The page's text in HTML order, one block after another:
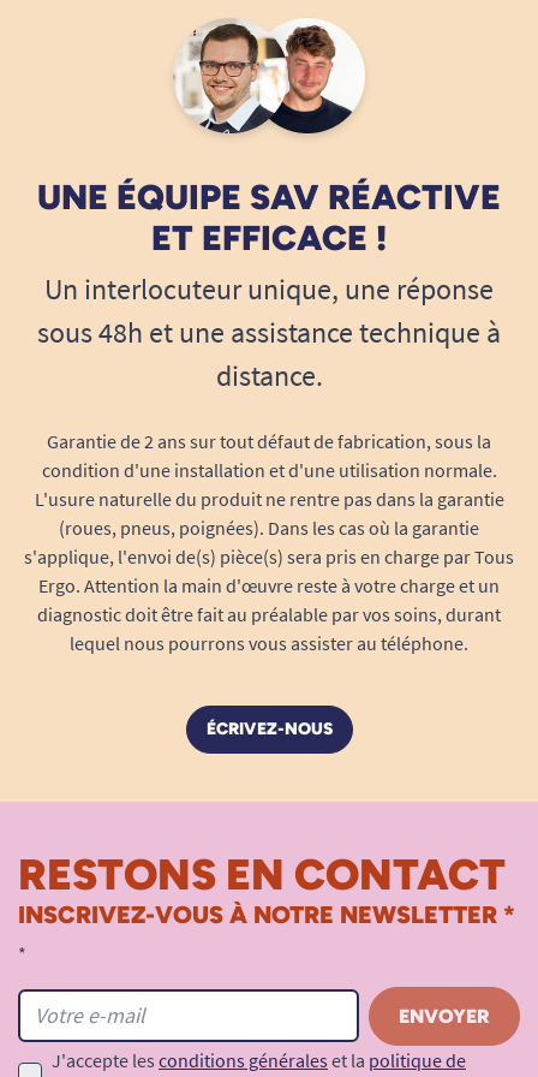
sécurité maximale
coussin absorbant multicouchecapture
rapidement les liquides et neutralise les odeurs,
pour une discrétion totale tout au long de la
évitent tout risque de fuite sur les côtés, même
en position assise ou allongée, et assurent que
les vêtements restent parfaitement au sec.
Effet garde-au-sec immédiat – diminue les
sensations d’humidité et respecte la peau
renforcée en mouvement
Rétention optimale grâce à la diffusion
homogène du liquide
Praticité au quotidien : facilité
d’enfilage et de retrait
Le Pants Seni Active Plus s'enfile exactement
comme un slip standard : aucune manipulation
utilisateurs. Au moment du change, il suffit de
déchirer les coutures latérales pour retirer le
adhésive à l’arrière afin de rouler, refermer et
Montage et retrait rapides– encourage
l’autonomie et le confort d’utilisation
Languette adhésive intégrée, hygiène totale
lors du changement
Suivi simplifié grâce à l’indicateur
UNE ÉQUIPE SAV RÉACTIVE
ET EFFICACE !
Un interlocuteur unique, une réponse
sous 48h et une assistance technique à
distance.
Garantie de 2 ans sur tout défaut de fabrication, sous la
condition d'une installation et d'une utilisation normale.
L'usure naturelle du produit ne rentre pas dans la garantie
(roues, pneus, poignées). Dans les cas où la garantie
s'applique, l'envoi de(s) pièce(s) sera pris en charge par Tous
Ergo. Attention la main d'œuvre reste à votre charge et un
diagnostic doit être fait au préalable par vos soins, durant
lequel nous pourrons vous assister au téléphone.
ÉCRIVEZ-NOUS
RESTONS EN CONTACT
INSCRIVEZ-VOUS À NOTRE NEWSLETTER *
*
J'accepte les conditions générales et la politique de